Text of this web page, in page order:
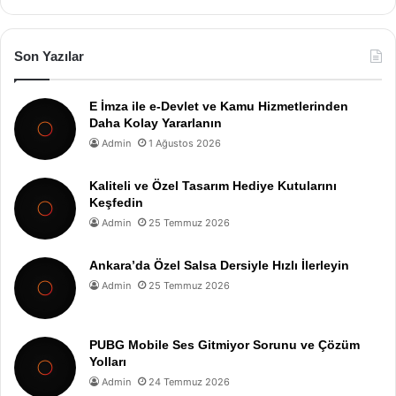
Son Yazılar
E İmza ile e-Devlet ve Kamu Hizmetlerinden
Daha Kolay Yararlanın
Admin 1 Ağustos 2026
Kaliteli ve Özel Tasarım Hediye Kutularını
Keşfedin
Admin 25 Temmuz 2026
Ankara’da Özel Salsa Dersiyle Hızlı İlerleyin
Admin 25 Temmuz 2026
PUBG Mobile Ses Gitmiyor Sorunu ve Çözüm
Yolları
Admin 24 Temmuz 2026